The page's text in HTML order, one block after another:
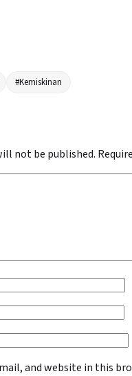
#Kemiskinan
not be published.
and website in this